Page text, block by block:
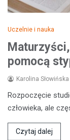
Uczelnie i nauka
pomocą
Karolina Słowińska
Rozpoczęcie
człowieka, ale
Czytaj dalej